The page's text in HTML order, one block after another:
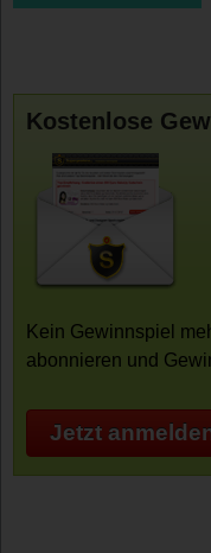
Kostenlose
Kein Gewinnspiel
abonnieren und
Jetzt